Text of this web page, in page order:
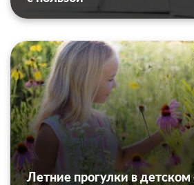
Летние прогулки в детском